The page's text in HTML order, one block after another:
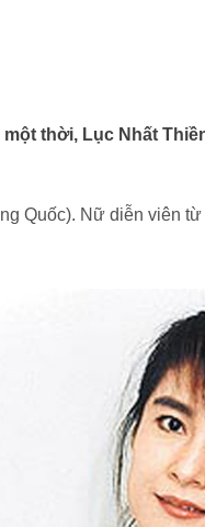
thời, Lục Nhất
Quốc). Nữ diễn viên